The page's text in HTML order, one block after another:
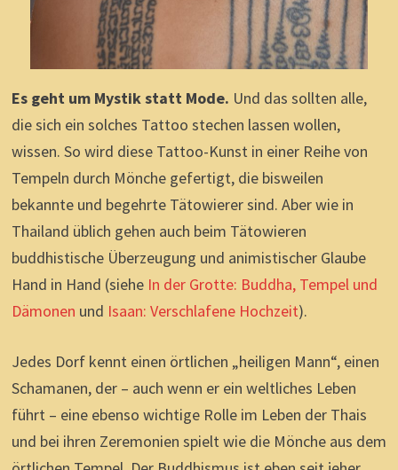
Es geht um Mystik statt Mode. Und das sollten alle,
die sich ein solches Tattoo stechen lassen wollen,
wissen. So wird diese Tattoo-Kunst in einer Reihe von
Tempeln durch Mönche gefertigt, die bisweilen
bekannte und begehrte Tätowierer sind. Aber wie in
Thailand üblich gehen auch beim Tätowieren
buddhistische Überzeugung und animistischer Glaube
Hand in Hand (siehe In der Grotte: Buddha, Tempel und
Dämonen und Isaan: Verschlafene Hochzeit).
Jedes Dorf kennt einen örtlichen „heiligen Mann“, einen
Schamanen, der – auch wenn er ein weltliches Leben
führt – eine ebenso wichtige Rolle im Leben der Thais
und bei ihren Zeremonien spielt wie die Mönche aus dem